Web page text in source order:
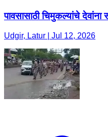
पावसासाठी चिमुकल्यांचे
Udgir, Latur | Jul 12, 2026